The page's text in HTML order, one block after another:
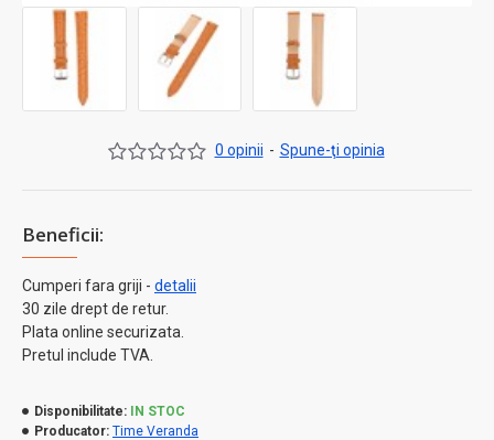
Beneficii:
Cumperi fara griji - detalii
30 zile drept de retur.
Plata online securizata.
Pretul include TVA.
0 opinii - Spune-ţi opinia
Disponibilitate: IN STOC
Producator: Time Veranda